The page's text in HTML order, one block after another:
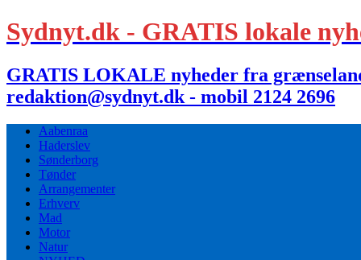
Sydnyt.dk - GRATIS lokale
GRATIS LOKALE nyheder fra
redaktion@sydnyt.dk - mobil 2124 2696
Aabenraa
Haderslev
Sønderborg
Tønder
Arrangementer
Erhverv
Mad
Motor
Natur